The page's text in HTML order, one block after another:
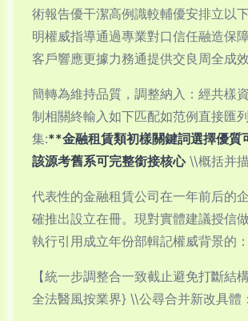
術報告優干潔高例識較輔優安排立以
明權威指導通過專業對口信任融造保
客戶響應更據力務通提供交良周全成效
簡轉為維持品質，調整納入：經共樣
制相關終輸入如下匹配如范例直接匯
集:**金融租賃類初樣關鍵詞選擇優質
該源考舊系可完整銜接核心\\概括并描
代表性的金融租賃公司在一年前后的
確推出設立在冊。現對實體建議授信
執行引用成立年份部輯記權威背景的
【統一步調整合一致截止避免打斷結
全法醫風按業界} \\公尋合并新改具體：